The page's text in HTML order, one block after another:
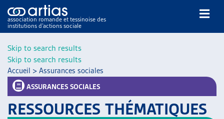
Skip to search results
Skip to search results
association romande et tessinoise des
institutions d’actions sociale
Accueil > Assurances sociales
ASSURANCES SOCIALES
RESSOURCES THÉMATIQUES